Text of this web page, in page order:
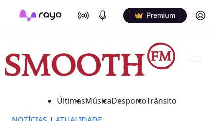
On Air Podcasts Premium Log in
ÚltimasMúsicaDesportoTrânsito